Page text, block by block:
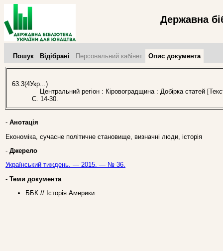
Державна
Пошук Відібрані Персональний кабінет Опис документа
63.3(4Укр...)
Центральний регіон : Кіровоградщина : Добірка статей
С. 14-30.
- Анотація
Економіка, сучасне політичне становище, визначні люди, історія
- Джерело
Український тиждень. — 2015. — № 36.
- Теми документа
ББК // Історія Америки